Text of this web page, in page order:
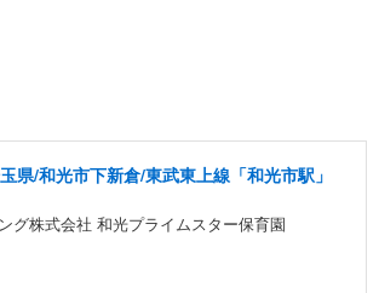
県/和光市下新倉/東武東上線「和光市駅」
グ株式会社 和光プライムスター保育園